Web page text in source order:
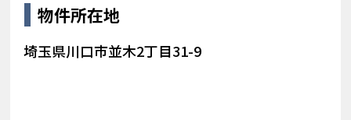
物件所在地
埼玉県川口市並木2丁目31-9